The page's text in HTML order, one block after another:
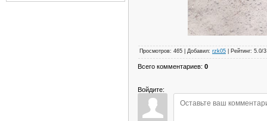
Просмотров: 465 Добавил: rzk05 Рейтинг: 5.0/3
Всего комментариев: 0
Войдите: